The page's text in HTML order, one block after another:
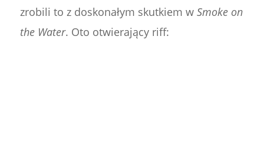
zrobili to z doskonałym skutkiem w Smoke on
the Water. Oto otwierający riff: